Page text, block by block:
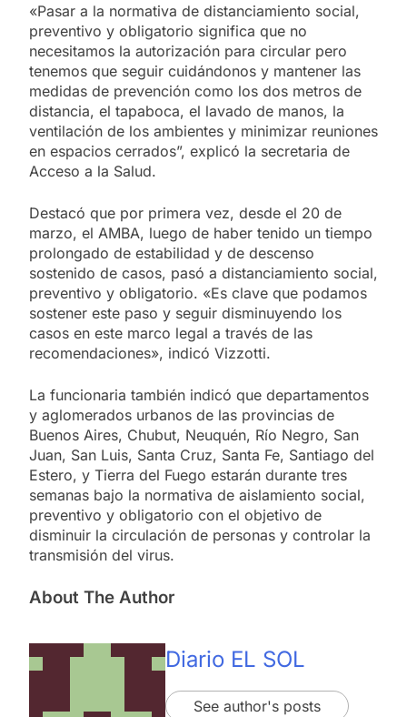
«Pasar a la normativa de distanciamiento social,
preventivo y obligatorio significa que no
necesitamos la autorización para circular pero
tenemos que seguir cuidándonos y mantener las
medidas de prevención como los dos metros de
distancia, el tapaboca, el lavado de manos, la
ventilación de los ambientes y minimizar reuniones
en espacios cerrados”, explicó la secretaria de
Acceso a la Salud.
Destacó que por primera vez, desde el 20 de
marzo, el AMBA, luego de haber tenido un tiempo
prolongado de estabilidad y de descenso
sostenido de casos, pasó a distanciamiento social,
preventivo y obligatorio. «Es clave que podamos
sostener este paso y seguir disminuyendo los
casos en este marco legal a través de las
recomendaciones», indicó Vizzotti.
La funcionaria también indicó que departamentos
y aglomerados urbanos de las provincias de
Buenos Aires, Chubut, Neuquén, Río Negro, San
Juan, San Luis, Santa Cruz, Santa Fe, Santiago del
Estero, y Tierra del Fuego estarán durante tres
semanas bajo la normativa de aislamiento social,
preventivo y obligatorio con el objetivo de
disminuir la circulación de personas y controlar la
transmisión del virus.
About The Author
Diario EL SOL
See author's posts